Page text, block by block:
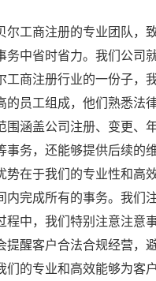
尔工商注册的专业团队，
务中省时省力。我们公司
工商注册行业的一份子，
的员工组成，他们熟悉法
围涵盖公司注册、变更、
事务，还能够提供后续的
势在于我们的专业性和高
内完成所有的事务。我们
程中，我们特别注意注意
提醒客户合法合规经营，
们的专业和高效能够为客